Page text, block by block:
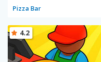
Pizza Bar
4.2